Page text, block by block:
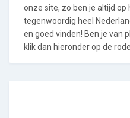
onze site, zo ben je altijd op
tegenwoordig heel
en goed vinden! Ben je van
klik dan hieronder op de